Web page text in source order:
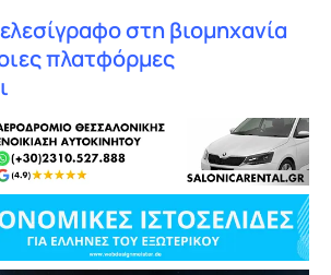
στη βιομηχανία
πλατφόρμες